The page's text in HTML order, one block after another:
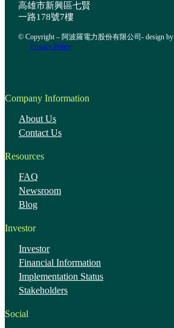
高雄市新興區七賢
一路178號7樓
© Copyright – 阿波羅電力股份有限公司- design by
Privacy Policy
Company Information
About Us
Contact Us
Resources
FAQ
Newsroom
Blog
Investor
Investor
Financial Information
Implementation Status
Stakeholders
Social